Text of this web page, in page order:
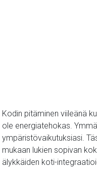
Kodin pitäminen viileänä
ole energiatehokas.
ympäristövaikutuksiasi.
mukaan lukien sopivan
älykkäiden koti-